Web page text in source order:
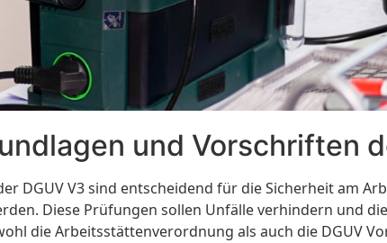
und Vorschriften
DGUV V3 sind entscheidend für die Sicherheit am
Diese Prüfungen sollen Unfälle verhindern und
die Arbeitsstättenverordnung als auch die DGUV